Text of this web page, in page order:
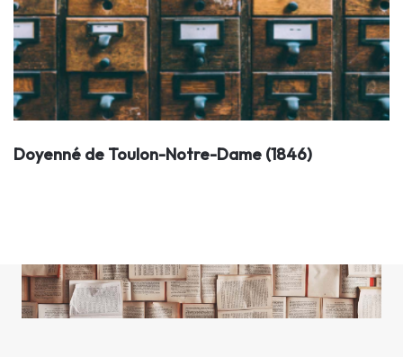
Doyenné de Toulon-Notre-Dame (1846)